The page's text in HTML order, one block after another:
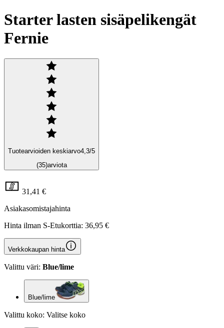
Starter lasten sisäpelikengät
Fernie
Tuotearvioiden keskiarvo4,3/5
(35)arviota
31,41 €
Asiakasomistajahinta
Hinta ilman S-Etukorttia: 36,95 €
Verkkokaupan hinta
Valittu väri: Blue/lime
Blue/lime
Valittu koko: Valitse koko